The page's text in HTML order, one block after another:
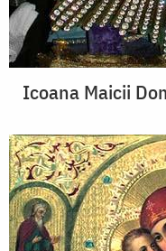
Icoana Maicii